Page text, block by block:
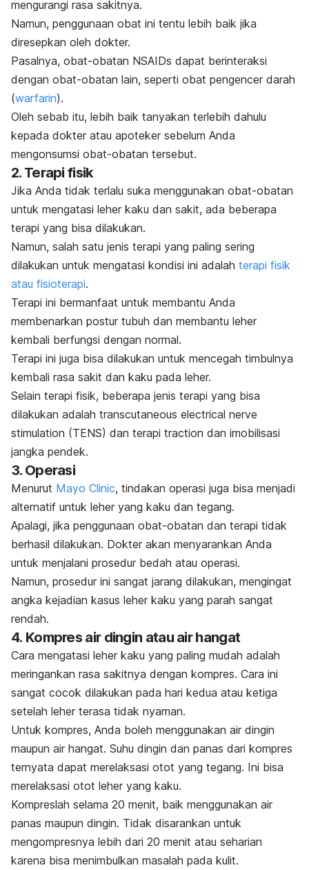
mengurangi rasa sakitnya.
Namun, penggunaan obat ini tentu lebih baik jika
diresepkan oleh dokter.
Pasalnya, obat-obatan NSAIDs dapat berinteraksi
dengan obat-obatan lain, seperti obat pengencer darah
(warfarin).
Oleh sebab itu, lebih baik tanyakan terlebih dahulu
kepada dokter atau apoteker sebelum Anda
mengonsumsi obat-obatan tersebut.
2. Terapi fisik
Jika Anda tidak terlalu suka menggunakan obat-obatan
untuk mengatasi leher kaku dan sakit, ada beberapa
terapi yang bisa dilakukan.
Namun, salah satu jenis terapi yang paling sering
dilakukan untuk mengatasi kondisi ini adalah terapi fisik
atau fisioterapi.
Terapi ini bermanfaat untuk membantu Anda
membenarkan postur tubuh dan membantu leher
kembali berfungsi dengan normal.
Terapi ini juga bisa dilakukan untuk mencegah timbulnya
kembali rasa sakit dan kaku pada leher.
Selain terapi fisik, beberapa jenis terapi yang bisa
dilakukan adalah transcutaneous electrical nerve
stimulation (TENS) dan terapi traction dan imobilisasi
jangka pendek.
3. Operasi
Menurut Mayo Clinic, tindakan operasi juga bisa menjadi
alternatif untuk leher yang kaku dan tegang.
Apalagi, jika penggunaan obat-obatan dan terapi tidak
berhasil dilakukan. Dokter akan menyarankan Anda
untuk menjalani prosedur bedah atau operasi.
Namun, prosedur ini sangat jarang dilakukan, mengingat
angka kejadian kasus leher kaku yang parah sangat
rendah.
4. Kompres air dingin atau air hangat
Cara mengatasi leher kaku yang paling mudah adalah
meringankan rasa sakitnya dengan kompres. Cara ini
sangat cocok dilakukan pada hari kedua atau ketiga
setelah leher terasa tidak nyaman.
Untuk kompres, Anda boleh menggunakan air dingin
maupun air hangat. Suhu dingin dan panas dari kompres
ternyata dapat merelaksasi otot yang tegang. Ini bisa
merelaksasi otot leher yang kaku.
Kompreslah selama 20 menit, baik menggunakan air
panas maupun dingin. Tidak disarankan untuk
mengompresnya lebih dari 20 menit atau seharian
karena bisa menimbulkan masalah pada kulit.